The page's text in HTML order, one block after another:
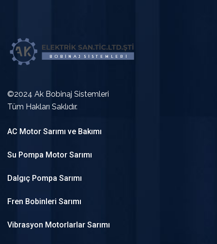
©2024 Ak Bobinaj Sistemleri
Tüm Hakları Saklıdır.
AC Motor Sarımı ve Bakımı
Su Pompa Motor Sarımı
Dalgıç Pompa Sarımı
Fren Bobinleri Sarımı
Vibrasyon Motorlarlar Sarımı